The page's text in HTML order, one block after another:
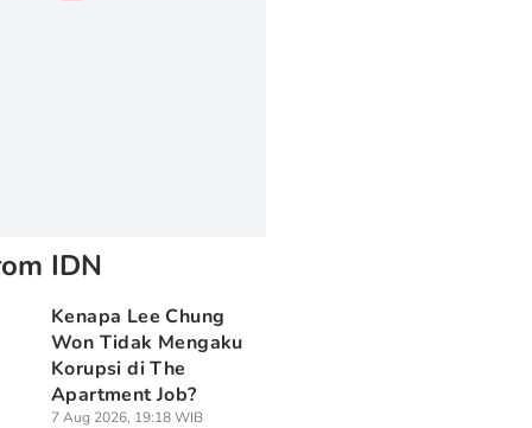
IDN
Kenapa Lee Chung
Won Tidak Mengaku
Korupsi di The
Apartment Job?
7 Aug 2026, 19:18 WIB